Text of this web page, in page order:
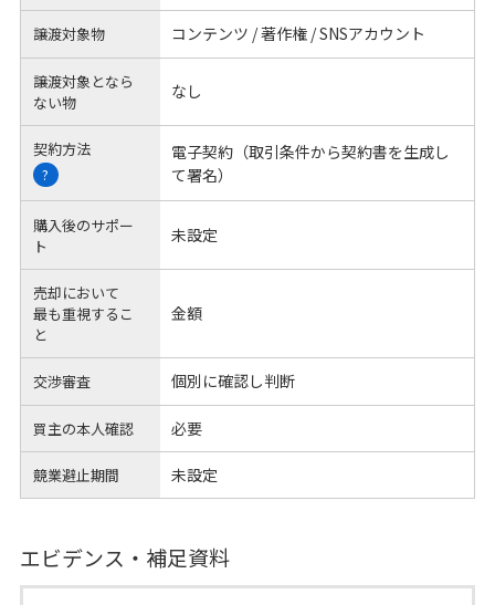
譲渡対象物 コンテンツ / 著作権 / SNSアカウント
譲渡対象となら
ない物
なし
契約方法
?
電子契約（取引条件から契約書を生成し
て署名）
購入後のサポー
ト
未設定
売却において
最も重視するこ
と
金額
交渉審査 個別に確認し判断
買主の本人確認 必要
競業避止期間 未設定
エビデンス・補足資料